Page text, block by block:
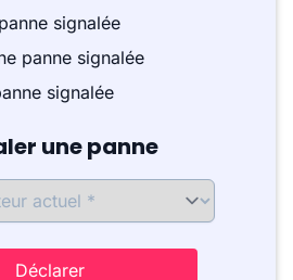
signalée
panne signalée
signalée
une panne
Déclarer